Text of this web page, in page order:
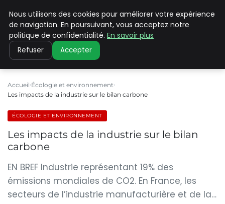
CLIMATE C ADVANCED
Accueil Écologie et environnement
Les impacts de la industrie sur le bilan carbone
ÉCOLOGIE ET ENVIRONNEMENT
Les impacts de la industrie sur le bilan
carbone
EN BREF Industrie représentant 19% des
émissions mondiales de CO2. En France, les
secteurs de l’industrie manufacturière et de la…
Nous utilisons des cookies pour améliorer votre expérience
de navigation. En poursuivant, vous acceptez notre
politique de confidentialité. En savoir plus
Refuser Accepter